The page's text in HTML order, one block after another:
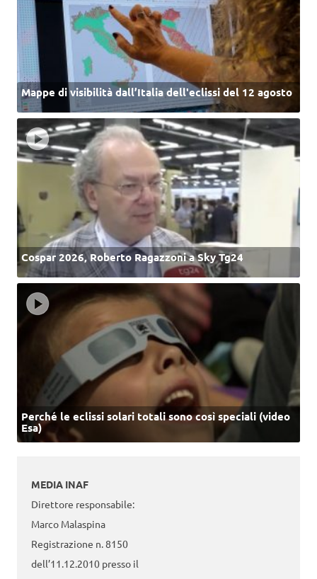
Mappe di visibilità dall’Italia dell'eclissi del 12 agosto
Cospar 2026, Roberto Ragazzoni a Sky Tg24
Perché le eclissi solari totali sono così speciali (video
Esa)
MEDIA INAF
Direttore responsabile:
Marco Malaspina
Registrazione n. 8150
dell’11.12.2010 presso il